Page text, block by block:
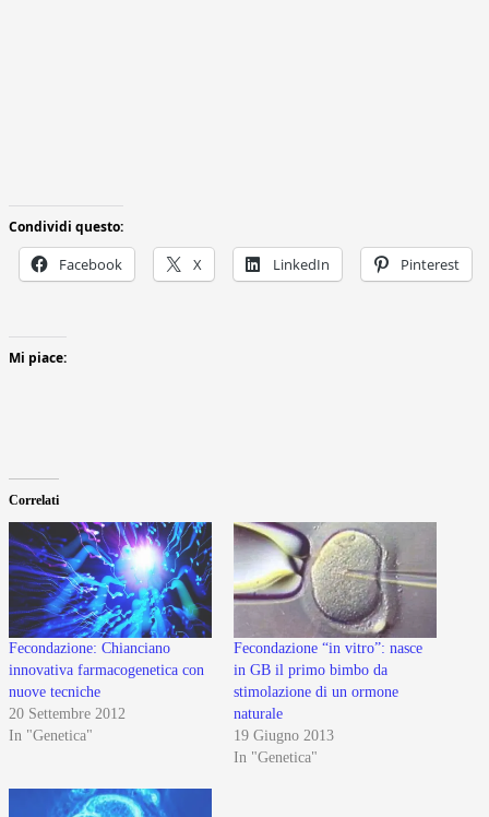
Condividi questo:
Facebook X LinkedIn Pinterest
Mi piace:
Correlati
Fecondazione: Chianciano
innovativa farmacogenetica con
nuove tecniche
20 Settembre 2012
In "Genetica"
Fecondazione “in vitro”: nasce
in GB il primo bimbo da
stimolazione di un ormone
naturale
19 Giugno 2013
In "Genetica"